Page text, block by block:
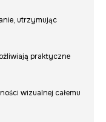
utrzymując
praktyczne
wizualnej całemu